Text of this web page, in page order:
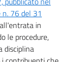
76 del 31
in
le procedure,
disciplina